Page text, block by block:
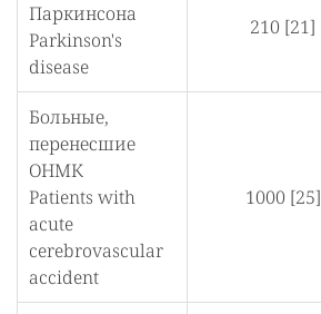
Паркинсона
Parkinson's
disease
210 [21]
Больные,
перенесшие
ОНМК
Patients with
acute
cerebrovascular
accident
1000 [25]